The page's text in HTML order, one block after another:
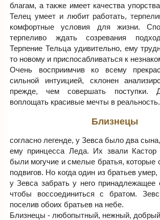
благам, а также имеет качества
Телец умеет и любит работать,
комфортные условия для жизни.
терпеливо ждать созревания
Терпение Тельца удивительно, ему
то новому и приспосабливаться к
Очень восприимчив ко всему
сильной интуицией, склонен
прежде, чем совершать
воплощать красивые мечты в реальность.
Близнецы
согласно легенде, у Зевса было два
ему принцесса Леда. Их звали
были могучие и смелые братья, которые
подвигов. Но когда один из братьев
у Зевса забрать у него принадлежащее
чтобы воссоединиться с братом.
поселив обоих братьев на небе.
Близнецы - любопытный, нежный, добрый